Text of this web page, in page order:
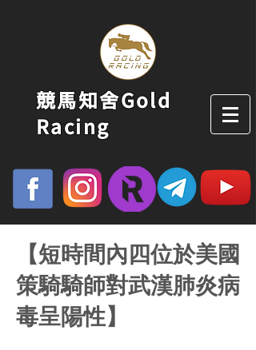
競馬知舍Gold
Racing
【短時間內四位於美國
策騎騎師對武漢肺炎病
毒呈陽性】